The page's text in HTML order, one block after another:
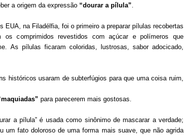
a origem da expressão “dourar a pílula”
EUA, na Filadélfia, foi o primeiro a preparar pílulas recobertas
os comprimidos revestidos com açúcar e polímeros que
As pílulas ficaram coloridas, lustrosas, sabor adocicado,
históricos usaram de subterfúgios para que uma coisa ruim,
para parecerem mais gostosas.
a pílula” é usada como sinônimo de mascarar a verdade;
um fato doloroso de uma forma mais suave, que não agrida